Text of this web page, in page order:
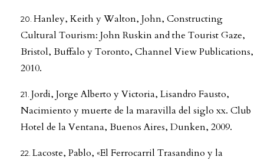
Hanley, Keith y Walton, John, Constructing
Cultural Tourism: John Ruskin and the Tourist Gaze,
Bristol, Buffalo y Toronto, Channel View Publications,
2010.
Jordi, Jorge Alberto y Victoria, Lisandro Fausto,
Nacimiento y muerte de la maravilla del siglo xx. Club
Hotel de la Ventana, Buenos Aires, Dunken, 2009.
Lacoste, Pablo, «El Ferrocarril Trasandino y la